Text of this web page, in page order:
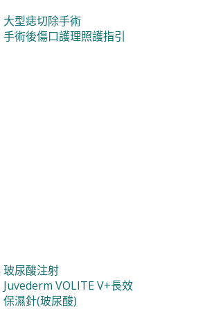
大型痣切除手術
手術後傷口護理照護指引
玻尿酸注射
Juvederm VOLITE V+長效
保濕針(玻尿酸)